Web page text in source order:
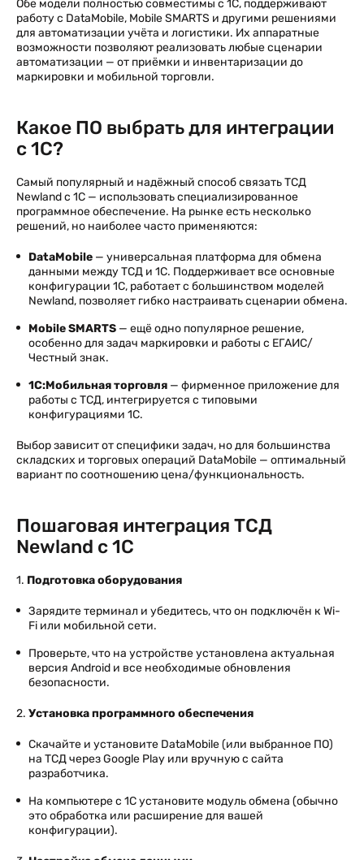
Обе модели полностью совместимы с 1С, поддерживают
работу с DataMobile, Mobile SMARTS и другими решениями
для автоматизации учёта и логистики. Их аппаратные
возможности позволяют реализовать любые сценарии
автоматизации — от приёмки и инвентаризации до
маркировки и мобильной торговли.
Какое ПО выбрать для интеграции
с 1С?
Самый популярный и надёжный способ связать ТСД
Newland с 1С — использовать специализированное
программное обеспечение. На рынке есть несколько
решений, но наиболее часто применяются:
DataMobile — универсальная платформа для обмена
данными между ТСД и 1С. Поддерживает все основные
конфигурации 1С, работает с большинством моделей
Newland, позволяет гибко настраивать сценарии обмена.
Mobile SMARTS — ещё одно популярное решение,
особенно для задач маркировки и работы с ЕГАИС/
Честный знак.
1С:Мобильная торговля — фирменное приложение для
работы с ТСД, интегрируется с типовыми
конфигурациями 1С.
Выбор зависит от специфики задач, но для большинства
складских и торговых операций DataMobile — оптимальный
вариант по соотношению цена/функциональность.
Пошаговая интеграция ТСД
Newland с 1С
1. Подготовка оборудования
Зарядите терминал и убедитесь, что он подключён к Wi-
Fi или мобильной сети.
Проверьте, что на устройстве установлена актуальная
версия Android и все необходимые обновления
безопасности.
2. Установка программного обеспечения
Скачайте и установите DataMobile (или выбранное ПО)
на ТСД через Google Play или вручную с сайта
разработчика.
На компьютере с 1С установите модуль обмена (обычно
это обработка или расширение для вашей
конфигурации).